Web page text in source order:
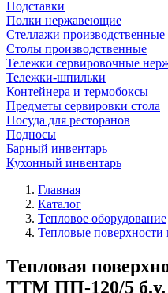
Подставки
Полки нержавеющие
Стеллажи производственные
Столы производственные
Тележки сервировочные
Тележки-шпильки
Контейнера и термобоксы
Предметы сервировки стола
Посуда для ресторанов
Подносы
Барный инвентарь
Кухонный инвентарь
Главная
Каталог
Тепловое оборудование
Тепловые
Тепловая
ТТМ ПП-120/5 б.у.